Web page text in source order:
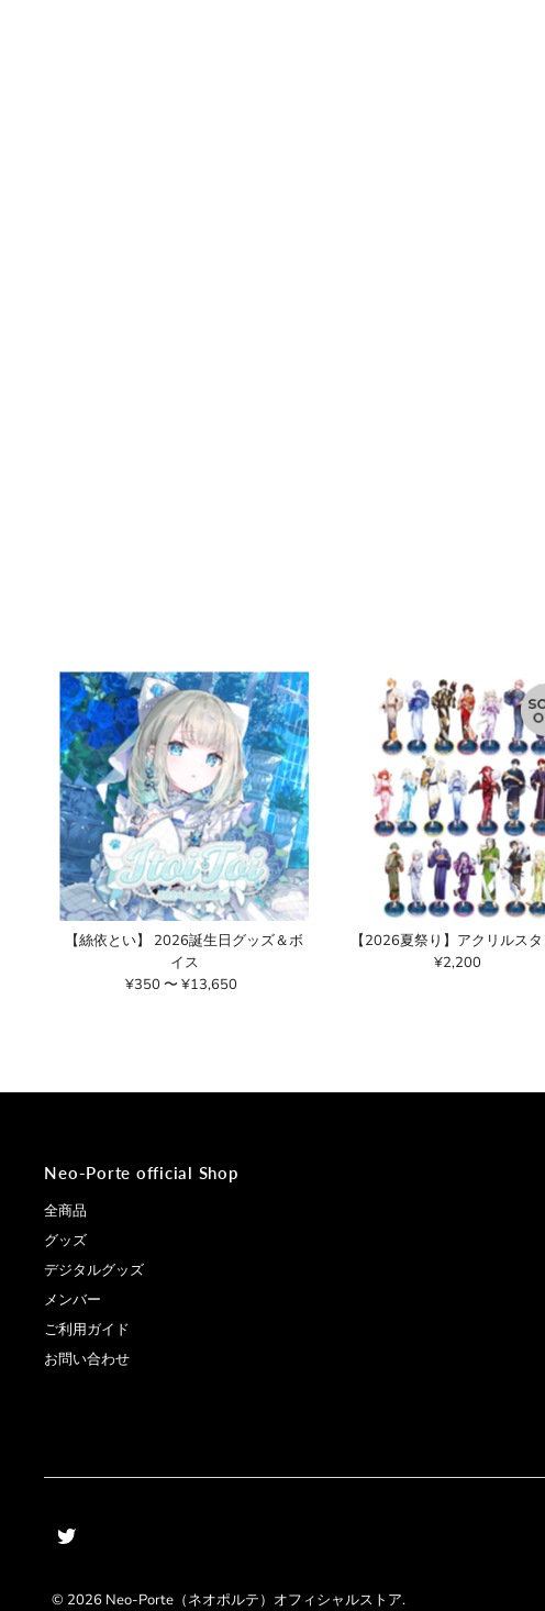
【絲依とい】 2026誕生日グッズ＆ボ
イス
通
¥350 〜 ¥13,650
【2026夏祭り】アクリルス
通
¥2,200
Neo-Porte official Shop
全商品
グッズ
デジタルグッズ
メンバー
ご利用ガイド
お問い合わせ
© 2026 Neo-Porte（ネオポルテ）オフィシャルストア.